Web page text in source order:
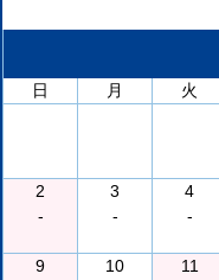
日
月 火
2
-
3
-
4
-
9
10
11